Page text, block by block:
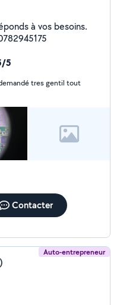
à vos besoins.
5
tres gentil tout
Contacter
Auto-entrepreneur